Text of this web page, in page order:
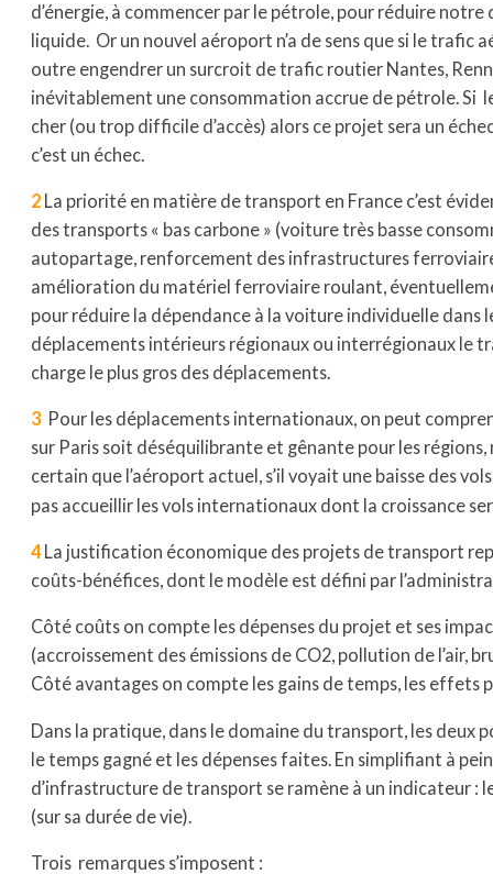
d’énergie, à commencer par le pétrole, pour réduire notre
liquide. Or un nouvel aéroport n’a de sens que si le trafic
outre engendrer un surcroit de trafic routier Nantes,
inévitablement une consommation accrue de pétrole. Si
cher (ou trop difficile d’accès) alors ce projet sera un
c’est un échec.
2 La priorité en matière de transport en France c’est
des transports « bas carbone » (voiture très basse
autopartage, renforcement des infrastructures
amélioration du matériel ferroviaire roulant,
pour réduire la dépendance à la voiture individuelle dans
déplacements intérieurs régionaux ou interrégionaux le
charge le plus gros des déplacements.
3 Pour les déplacements internationaux, on peut
sur Paris soit déséquilibrante et gênante pour les
certain que l’aéroport actuel, s’il voyait une baisse des
pas accueillir les vols internationaux dont la croissance
4 La justification économique des projets de transport
coûts-bénéfices, dont le modèle est défini par
Côté coûts on compte les dépenses du projet et ses
(accroissement des émissions de CO2, pollution de l’air,
Côté avantages on compte les gains de temps, les effets
Dans la pratique, dans le domaine du transport, les deux
le temps gagné et les dépenses faites. En simplifiant à
d’infrastructure de transport se ramène à un indicateur :
(sur sa durée de vie).
Trois remarques s’imposent :